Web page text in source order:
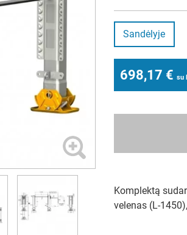
Sandėlyje
698,17 € su
Komplektą
velenas (L-